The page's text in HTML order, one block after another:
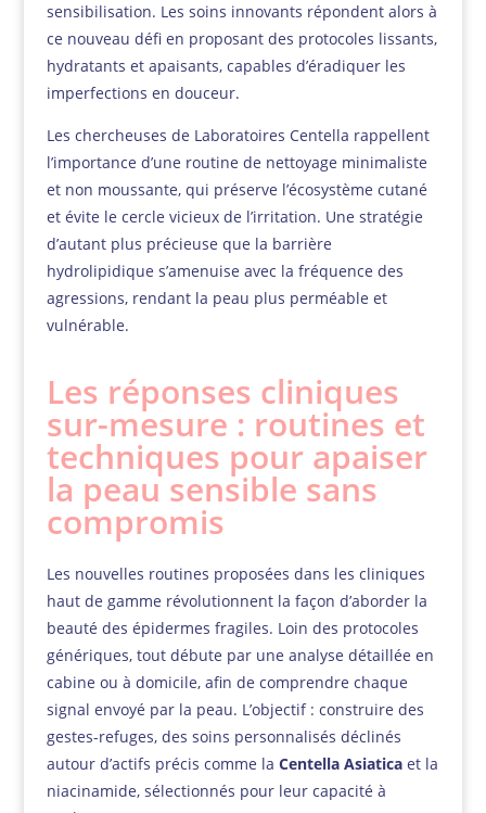
sensibilisation. Les soins innovants répondent alors à
ce nouveau défi en proposant des protocoles lissants,
hydratants et apaisants, capables d’éradiquer les
imperfections en douceur.
Les chercheuses de Laboratoires Centella rappellent
l’importance d’une routine de nettoyage minimaliste
et non moussante, qui préserve l’écosystème cutané
et évite le cercle vicieux de l’irritation. Une stratégie
d’autant plus précieuse que la barrière
hydrolipidique s’amenuise avec la fréquence des
agressions, rendant la peau plus perméable et
vulnérable.
Les réponses cliniques
sur-mesure : routines et
techniques pour apaiser
la peau sensible sans
compromis
Les nouvelles routines proposées dans les cliniques
haut de gamme révolutionnent la façon d’aborder la
beauté des épidermes fragiles. Loin des protocoles
génériques, tout débute par une analyse détaillée en
cabine ou à domicile, afin de comprendre chaque
signal envoyé par la peau. L’objectif : construire des
gestes-refuges, des soins personnalisés déclinés
autour d’actifs précis comme la Centella Asiaticaet la
niacinamide, sélectionnés pour leur capacité à